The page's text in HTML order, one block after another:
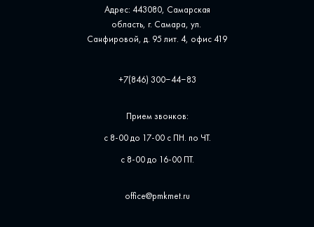
Адрес: 443080, Самарская
область, г. Самара, ул. ​
Санфировой, д. 95 лит. 4, офис ​419
+7(846) 300‒44‒83
Прием звонков:
с 8-00 до 17-00 с ПН. по ЧТ.
с 8-00 до 16-00 ПТ.
office@pmkmet.ru